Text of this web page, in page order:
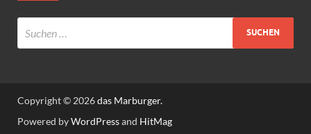
Copyright © 2026das Marburger.
Powered byWordPressand HitMag